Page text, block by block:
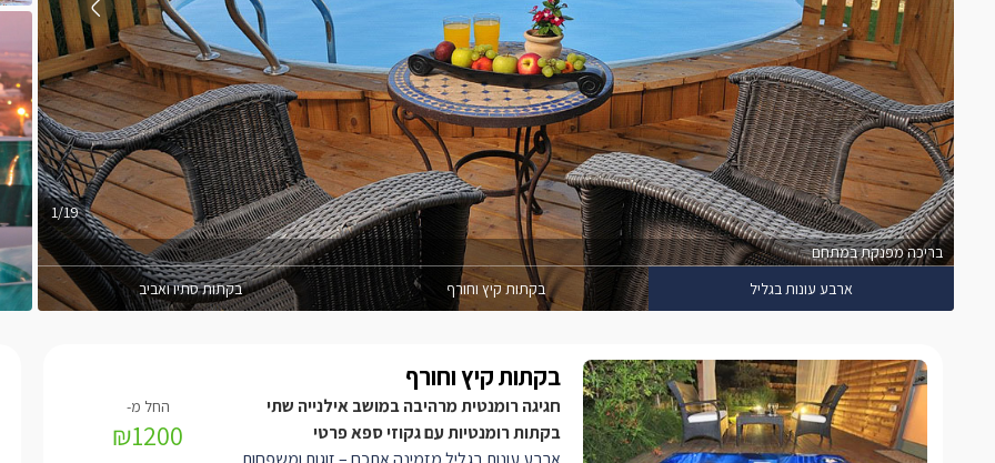
בריכה מפנקת במתחם
1/19
ארבע עונות בגליל בקתות קיץ וחורף בקתות סתיו ואביב
בקתות קיץ וחורף
חגיגה רומנטית מרהיבה במושב אילנייה שתי
בקתות רומנטיות עם גקוזי ספא פרטי
₪1200